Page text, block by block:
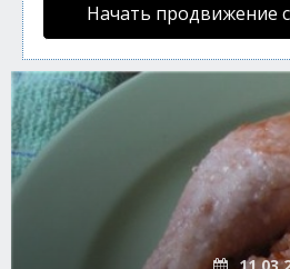
Начать продвижение